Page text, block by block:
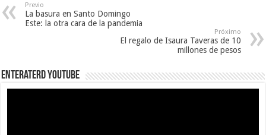
Previo
La basura en Santo Domingo
Este: la otra cara de la pandemia
Próximo
El regalo de Isaura Taveras de 10
millones de pesos
EnterateRD YOUTUBE